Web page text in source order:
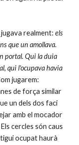
jugava realment: els
que un amollava.
portal. Qui la duia
qui l'ocupava havia
jugarem:
de força similar
un dels dos faci
amb el mocador
cercles són caus
ocupat haurà